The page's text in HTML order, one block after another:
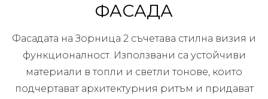
ФАСАДА
Фасадата на Зорница 2 съчетава стилна визия и
функционалност. Използвани са устойчиви
материали в топли и светли тонове, които
подчертават архитектурния ритъм и придават